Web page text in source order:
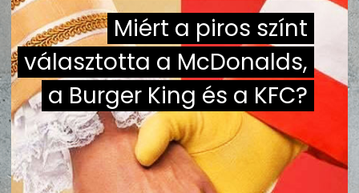
DIVAT
HIP
KULT
UTCA
Miért a piros színt
választotta a McDonalds,
a Burger King és a KFC?